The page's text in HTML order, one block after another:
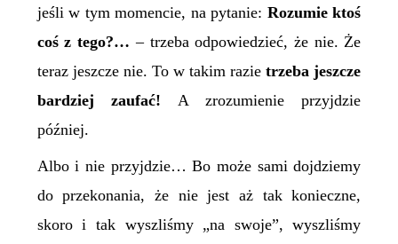
jeśli w tym momencie, na pytanie: Rozumie ktoś
coś z tego?… – trzeba odpowiedzieć, że nie. Że
teraz jeszcze nie. To w takim razie trzebajeszcze
bardziej zaufać! A zrozumienie przyjdzie
później.
Albo i nie przyjdzie… Bo może sami dojdziemy
do przekonania, że nie jest aż tak konieczne,
skoro i tak wyszliśmy „na swoje”, wyszliśmy